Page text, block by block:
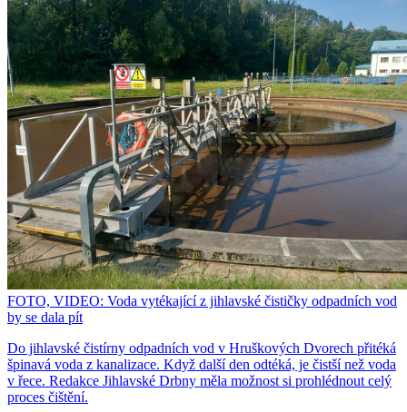
FOTO, VIDEO: Voda vytékající z jihlavské čističky odpadních vod
by se dala pít
Do jihlavské čistírny odpadních vod v Hruškových Dvorech přitéká
špinavá voda z kanalizace. Když další den odtéká, je čistší než voda
v řece. Redakce Jihlavské Drbny měla možnost si prohlédnout celý
proces čištění.